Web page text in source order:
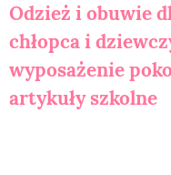
Odzież i obuwie
chłopca i
wyposażenie
artykuły szkolne